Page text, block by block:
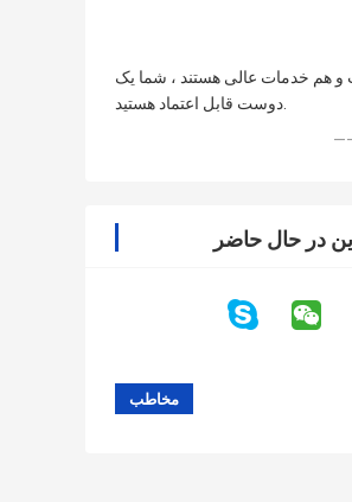
و هم خدمات عالی هستند ، شما یک
دوست قابل اعتماد هستید.